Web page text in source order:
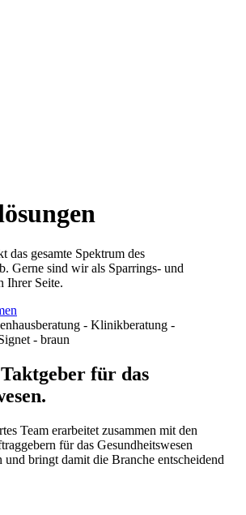
das gesamte Spektrum des
Gerne sind wir als Sparrings- und
Ihrer Seite.
für das
Team erarbeitet zusammen mit den
für das Gesundheitswesen
und bringt damit die Branche entscheidend